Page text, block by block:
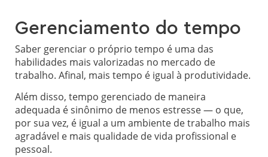
Gerenciamento do tempo
Saber gerenciar o próprio tempo é uma das
habilidades mais valorizadas no mercado de
trabalho. Afinal, mais tempo é igual à produtividade.
Além disso, tempo gerenciado de maneira
adequada é sinônimo de menos estresse — o que,
por sua vez, é igual a um ambiente de trabalho mais
agradável e mais qualidade de vida profissional e
pessoal.